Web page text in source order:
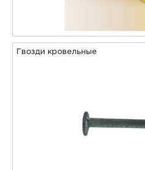
Гвозди кровельные